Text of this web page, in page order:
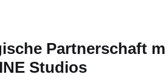
Partnerschaft
Studios